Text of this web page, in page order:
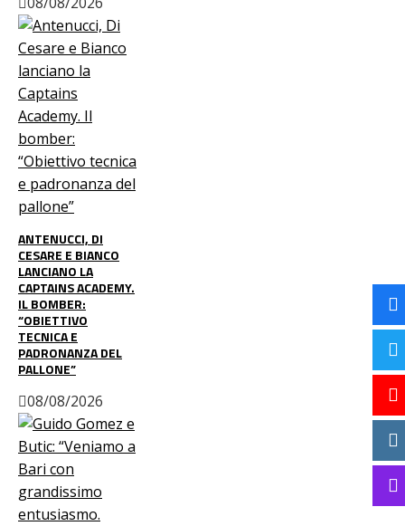
ANTENUCCI, DI
CESARE E BIANCO
LANCIANO LA
CAPTAINS ACADEMY.
IL BOMBER:
“OBIETTIVO
TECNICA E
PADRONANZA DEL
PALLONE”
08/08/2026